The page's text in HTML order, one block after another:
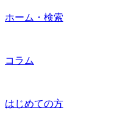
ホーム・検索
コラム
はじめての方